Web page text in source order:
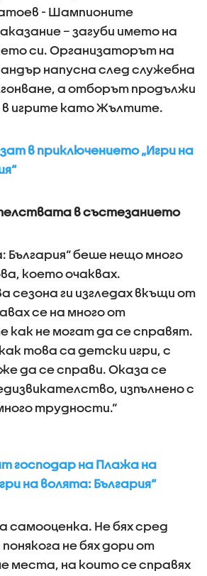
- Шампионите
– загуби името на
си. Организаторът на
напусна след служебна
а отборът продължи
игрите като Жълтите.
в приключението „Игри на
в състезанието
България“ беше нещо много
което очаквах.
сезона ги изгледах вкъщи от
се на много от
как не могат да се справят.
това са детски игри, с
да се справи. Оказа се
изпълнено с
трудности.“
господар на Плажа на
на волята: България“
самооценка. Не бях сред
не бях дори от
места, на които се справях